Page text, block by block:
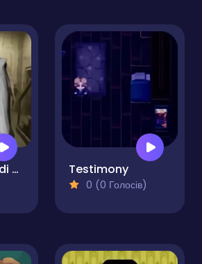
Granny vs Baldi and Grandpa Horror Testimony
0 (0 Голосів)